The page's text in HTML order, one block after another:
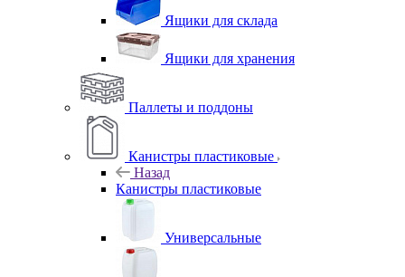
Ящики для склада
Ящики для хранения
Паллеты и поддоны
Канистры пластиковые
Назад
Канистры пластиковые
Универсальные